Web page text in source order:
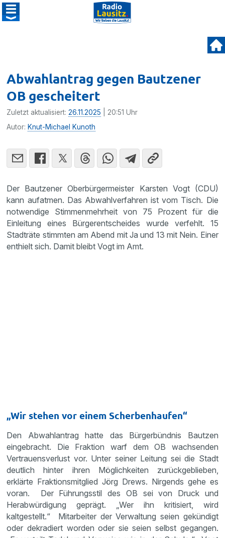
Abwahlantrag gegen Bautzener
OB gescheitert
Zuletzt aktualisiert:26.11.2025 | 20:51 Uhr
Autor: Knut-Michael Kunoth
Der Bautzener Oberbürgermeister Karsten Vogt (CDU)
kann aufatmen. Das Abwahlverfahren ist vom Tisch. Die
notwendige Stimmenmehrheit von 75 Prozent für die
Einleitung eines Bürgerentscheides wurde verfehlt. 15
Stadträte stimmten am Abend mit Ja und 13 mit Nein. Einer
enthielt sich. Damit bleibt Vogt im Amt.
„Wir stehen vor einem Scherbenhaufen“
Den Abwahlantrag hatte das Bürgerbündnis Bautzen
eingebracht. Die Fraktion warf dem OB wachsenden
Vertrauensverlust vor. Unter seiner Leitung sei die Stadt
deutlich hinter ihren Möglichkeiten zurückgeblieben,
erklärte Fraktionsmitglied Jörg Drews. Nirgends gehe es
voran. Der Führungsstil des OB sei von Druck und
Herabwürdigung geprägt. „Wer ihn kritisiert, wird
kaltgestellt.“ Mitarbeiter der Verwaltung seien gekündigt
oder dekradiert worden oder sie seien selbst gegangen.